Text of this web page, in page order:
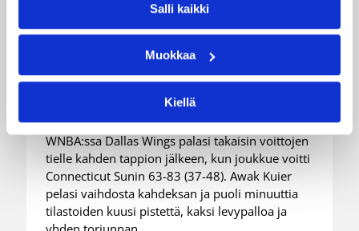
Salli kaikki
Muokkaa
Kiellä
Dallas takaisin voittokantaan
Connecticutin kustannuksella
– Kuier kuusi pistettä
selkeässä voitossa
WNBA:ssa Dallas Wings palasi takaisin voittojen
tielle kahden tappion jälkeen, kun joukkue voitti
Connecticut Sunin 63-83 (37-48). Awak Kuier
pelasi vaihdosta kahdeksan ja puoli minuuttia
tilastoiden kuusi pistettä, kaksi levypalloa ja